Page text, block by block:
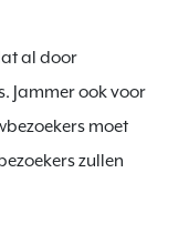
al door
Jammer ook voor
moet
zullen